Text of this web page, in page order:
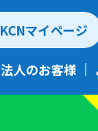
法人のお客様
KCNマイページ